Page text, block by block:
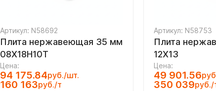
Артикул: N58692
Плита нержавеющая 35 мм
08Х18Н10Т
Цена:
94 175.84руб./шт.
160 163руб./т
Артикул: N58753
Плита
12Х13
Цена:
49 901.56
350 039руб./